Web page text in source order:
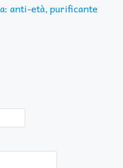
anti-età, purificante